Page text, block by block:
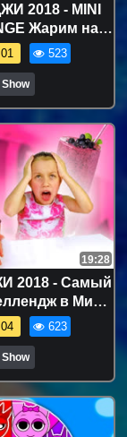
2018 - MINI
Жарим на
с Шоколадом
Мамы ///
523
19:28
2018 - Самый
в Мире
повторять!
Шоу
623